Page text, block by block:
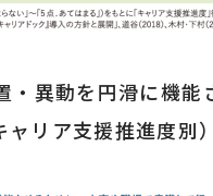
・異動を円滑に機能
リア支援推進度別）